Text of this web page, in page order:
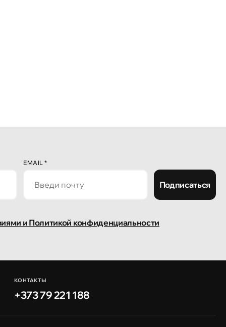
EMAIL*
Подписаться
и Политикой конфиденциальности
КОНТАКТЫ
+373 79 221 188